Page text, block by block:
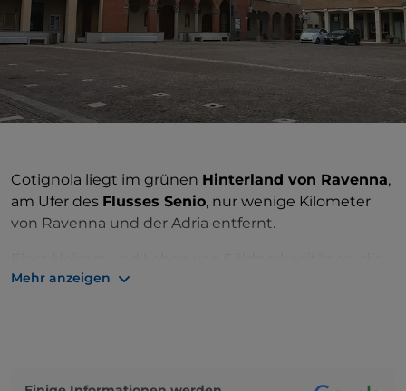
Cotignola liegt im grünen Hinterland von Ravenna,
am Ufer des Flusses Senio, nur wenige Kilometer
von Ravenna und der Adria entfernt.
während der Bombardierung der Senio-Linie im
Mehr anzeigen